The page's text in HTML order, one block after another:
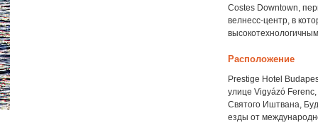
Costes Downtown,
велнесс-центр, в
Расположение
Prestige Hotel
улице Vigyázó
Святого Иштвана,
езды от